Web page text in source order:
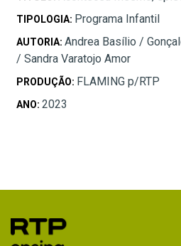
TIPOLOGIA: Programa Infantil
AUTORIA: Andrea Basílio /
/ Sandra Varatojo Amor
PRODUÇÃO: FLAMING p/RTP
ANO: 2023